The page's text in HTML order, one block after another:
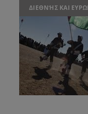
ΔΙΕΘΝΉΣ ΚΑΙ